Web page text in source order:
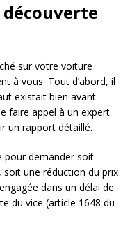
découverte
sur votre voiture
à vous. Tout d’abord, il
existait bien avant
faire appel à un expert
un rapport détaillé.
pour demander soit
soit une réduction du prix
dans un délai de
du vice (article 1648 du